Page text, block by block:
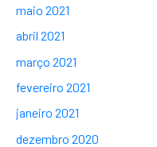
maio 2021
abril 2021
março 2021
fevereiro 2021
janeiro 2021
dezembro 2020